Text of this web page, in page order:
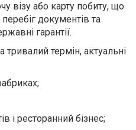
візу або карту побиту, що
документів та
гарантії.
термін, актуальні
і ресторанний бізнес;